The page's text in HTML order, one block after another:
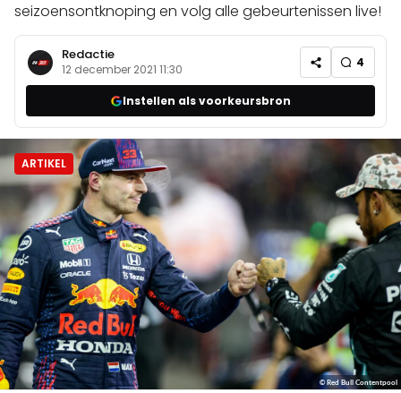
seizoensontknoping en volg alle gebeurtenissen live!
Redactie
12 december 2021 11:30 4
Instellen als voorkeursbron
ARTIKEL
© Red Bull Contentpool